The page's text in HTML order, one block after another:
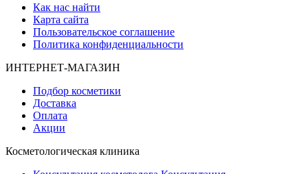
Как нас найти
Карта сайта
Пользовательское соглашение
Политика конфиденциальности
ИНТЕРНЕТ-МАГАЗИН
Подбор косметики
Доставка
Оплата
Акции
Косметологическая клиника